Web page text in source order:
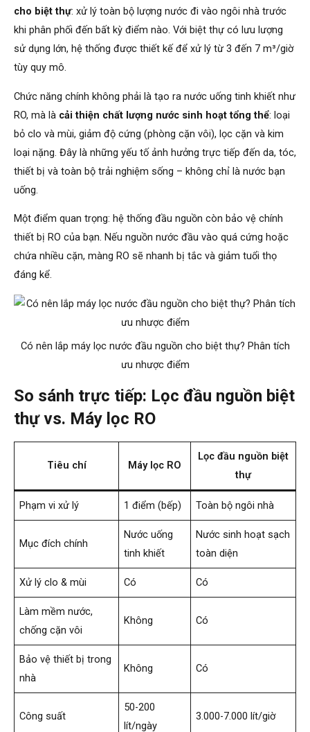
cho biệt thự: xử lý toàn bộ lượng nước đi vào ngôi nhà trước
khi phân phối đến bất kỳ điểm nào. Với biệt thự có lưu lượng
sử dụng lớn, hệ thống được thiết kế để xử lý từ 3 đến 7 m³/giờ
tùy quy mô.
Chức năng chính không phải là tạo ra nước uống tinh khiết như
RO, mà là cải thiện chất lượng nước sinh hoạt tổng thể: loại
bỏ clo và mùi, giảm độ cứng (phòng cặn vôi), lọc cặn và kim
loại nặng. Đây là những yếu tố ảnh hưởng trực tiếp đến da, tóc,
thiết bị và toàn bộ trải nghiệm sống – không chỉ là nước bạn
uống.
Một điểm quan trọng: hệ thống đầu nguồn còn bảo vệ chính
thiết bị RO của bạn. Nếu nguồn nước đầu vào quá cứng hoặc
chứa nhiều cặn, màng RO sẽ nhanh bị tắc và giảm tuổi thọ
đáng kể.
Có nên lắp máy lọc nước đầu nguồn cho biệt thự? Phân tích
ưu nhược điểm
So sánh trực tiếp: Lọc đầu nguồn biệt
thự vs. Máy lọc RO
Tiêu chí Máy lọc RO
Lọc đầu nguồn biệt
thự
Phạm vi xử lý 1 điểm (bếp) Toàn bộ ngôi nhà
Mục đích chính
Nước uống
tinh khiết
Nước sinh hoạt sạch
toàn diện
Xử lý clo & mùi Có Có
Làm mềm nước,
chống cặn vôi
Không Có
Bảo vệ thiết bị trong
nhà
Không Có
Công suất
50-200
lít/ngày
3.000-7.000 lít/giờ